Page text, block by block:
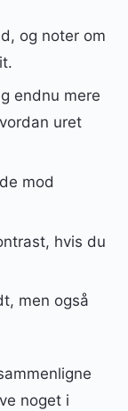
og noter om
endnu mere
uret
mod
hvis du
men også
noget i